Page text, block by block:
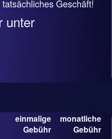
Geschäft!
unter
einmalige
Gebühr
monatliche
Gebühr